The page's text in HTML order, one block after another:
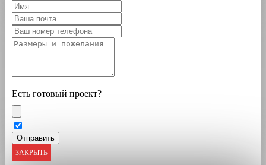
Есть готовый проект?
ЗАКРЫТЬ